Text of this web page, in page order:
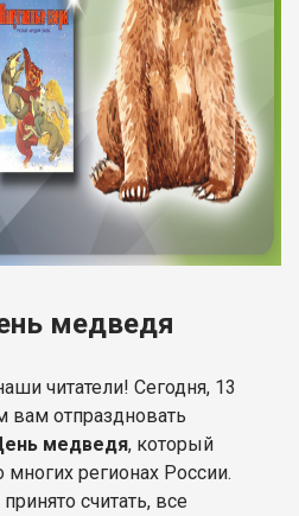
медведя
читатели! Сегодня, 13
вам отпраздновать
медведя, который
регионах России.
считать, все